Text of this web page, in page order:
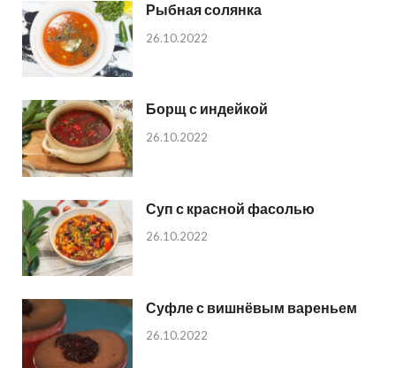
Рыбная солянка
26.10.2022
Борщ с индейкой
26.10.2022
Суп с красной фасолью
26.10.2022
Суфле с вишнёвым вареньем
26.10.2022